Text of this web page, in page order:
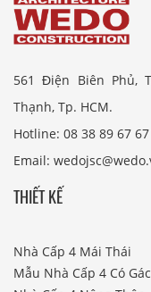
561 Điện Biên Phủ,
Thạnh, Tp. HCM.
Hotline: 08 38 89 67 67
Email:
THIẾT KẾ
Nhà Cấp 4 Mái Thái
Mẫu Nhà Cấp 4 Có